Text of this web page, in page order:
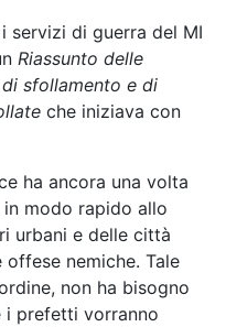
servizi di guerra del MI
Riassunto delle
sfollamento e di
che iniziava con
ha ancora una volta
modo rapido allo
urbani e delle città
nemiche. Tale
non ha bisogno
prefetti vorranno